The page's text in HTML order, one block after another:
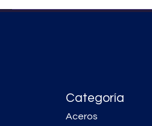
Categoría
Aceros